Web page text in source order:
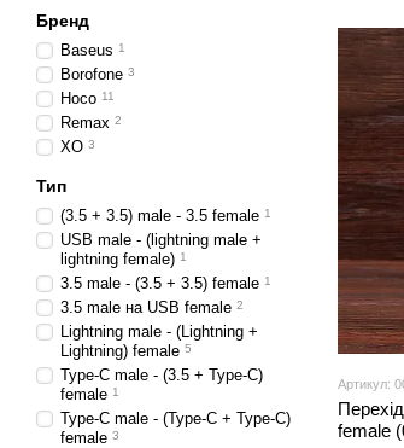
Артикул:
female
Бренд
Baseus 1
Borofone 3
Hoco 11
Remax 2
XO 3
Тип
(3.5 + 3.5) male - 3.5 female 1
USB male - (lightning male +
lightning female) 1
3.5 male - (3.5 + 3.5) female 1
3.5 male на USB female 2
Lightning male - (Lightning +
Lightning) female 5
Type-C male - (3.5 + Type-C)
female 1
Type-C male - (Type-C + Type-C)
female 3